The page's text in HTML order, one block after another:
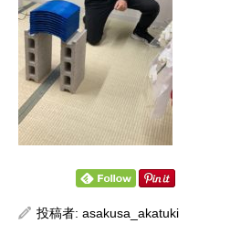
投稿者: asakusa_akatuki